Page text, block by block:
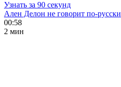
Узнать за 90 секунд
Ален Делон не говорит по-русски
00:58
2 мин